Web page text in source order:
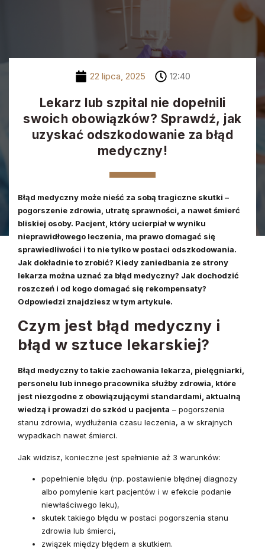
22 lipca, 2025 12:40
Lekarz lub szpital nie dopełnili
swoich obowiązków? Sprawdź, jak
uzyskać odszkodowanie za błąd
medyczny!
Błąd medyczny może nieść za sobą tragiczne skutki –
pogorszenie zdrowia, utratę sprawności, a nawet śmierć
bliskiej osoby. Pacjent, który ucierpiał w wyniku
nieprawidłowego leczenia, ma prawo domagać się
sprawiedliwości i to nie tylko w postaci odszkodowania.
Jak dokładnie to zrobić? Kiedy zaniedbania ze strony
lekarza można uznać za błąd medyczny? Jak dochodzić
roszczeń i od kogo domagać się rekompensaty?
Odpowiedzi znajdziesz w tym artykule.
Czym jest błąd medyczny i
błąd w sztuce lekarskiej?
Błąd medyczny to takie zachowania lekarza, pielęgniarki,
personelu lub innego pracownika służby zdrowia, które
jest niezgodne z obowiązującymi standardami, aktualną
wiedzą i prowadzi do szkód u pacjenta – pogorszenia
stanu zdrowia, wydłużenia czasu leczenia, a w skrajnych
wypadkach nawet śmierci.
Jak widzisz, konieczne jest spełnienie aż 3 warunków:
popełnienie błędu (np. postawienie błędnej diagnozy
albo pomylenie kart pacjentów i w efekcie podanie
niewłaściwego leku),
skutek takiego błędu w postaci pogorszenia stanu
zdrowia lub śmierci,
związek między błędem a skutkiem.